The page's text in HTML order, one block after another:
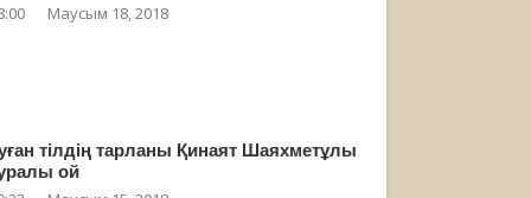
Маусым 18, 2018
тілдің тарланы Қинаят Шаяхметұлы
ой